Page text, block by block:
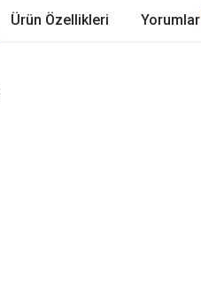
Ürün Özellikleri Yorumlar